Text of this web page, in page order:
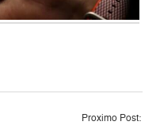
Proximo Post: